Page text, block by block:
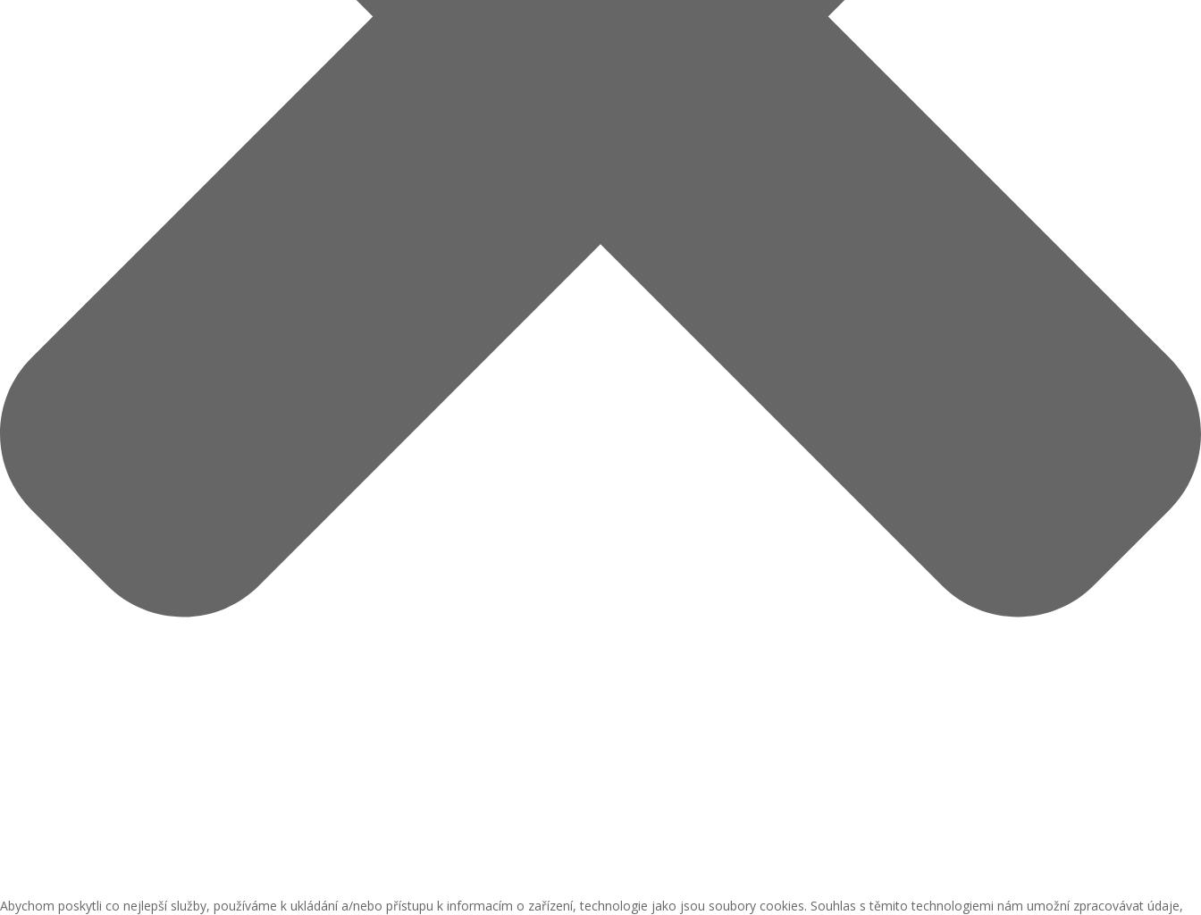
Abychom poskytli co nejlepší služby, používáme k ukládání a/nebo přístupu k informacím o zařízení, technologie jako jsou soubory cookies. Souhlas s těmito technologiemi nám umožní zpracovávat údaje,